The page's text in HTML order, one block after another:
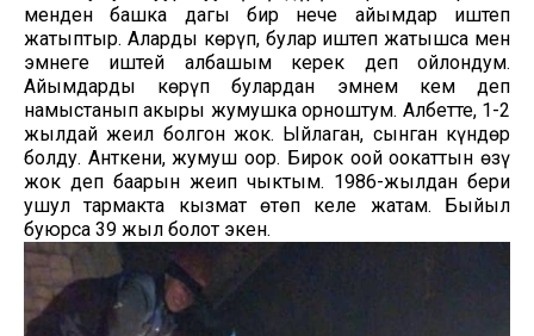
менден башка дагы бир нече айымдар иштеп
жатыптыр. Аларды көрүп, булар иштеп жатышса мен
эмнеге иштей албашым керек деп ойлондум.
Айымдарды көрүп булардан эмнем кем деп
намыстанып акыры жумушка орноштум. Албетте, 1-2
жылдай жеңил болгон жок. Ыйлаган, сынган күндөр
болду. Анткени, жумуш оор. Бирок оңой оокаттын өзү
жок деп баарын жеңип чыктым. 1986-жылдан бери
ушул тармакта кызмат өтөп келе жатам. Быйыл
буюрса 39 жыл болот экен.